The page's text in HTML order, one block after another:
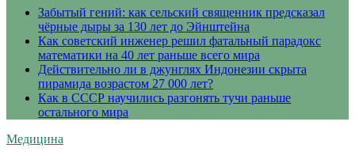
Забытый гений: как сельский священник предсказал
чёрные дыры за 130 лет до Эйнштейна
Как советский инженер решил фатальный парадокс
математики на 40 лет раньше всего мира
Действительно ли в джунглях Индонезии скрыта
пирамида возрастом 27 000 лет?
Как в СССР научились разгонять тучи раньше
остального мира
Медицина